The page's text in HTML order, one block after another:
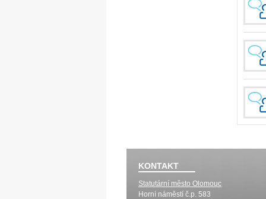
KONTAKT
Statutární město Olomouc
Horní náměstí č.p. 583